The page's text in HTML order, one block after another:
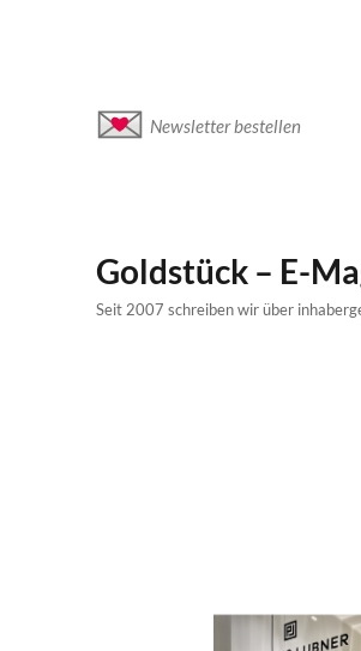
Newsletter bestellen
Goldstück – E-
Seit 2007 schreiben wir über